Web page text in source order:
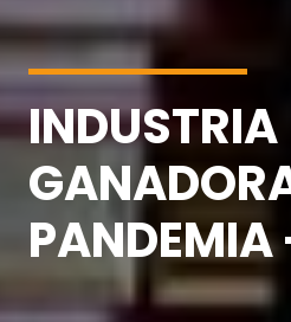
INDUSTRIA
PANDEMIA